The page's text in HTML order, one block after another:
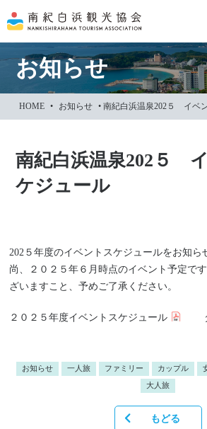
文
に
ス
ッ
お知らせ
HOME • お知らせ •南紀白浜温泉202５ イベ
南紀白浜温泉202５
ケジュール
202５年度のイベントスケジュールをお知ら
尚、２０２５年６月時点のイベント予定で
ざいますこと、予めご了承ください。
２０２５年度イベントスケジュール
お知らせ 一人旅 ファミリー カップル
大人旅
もどる